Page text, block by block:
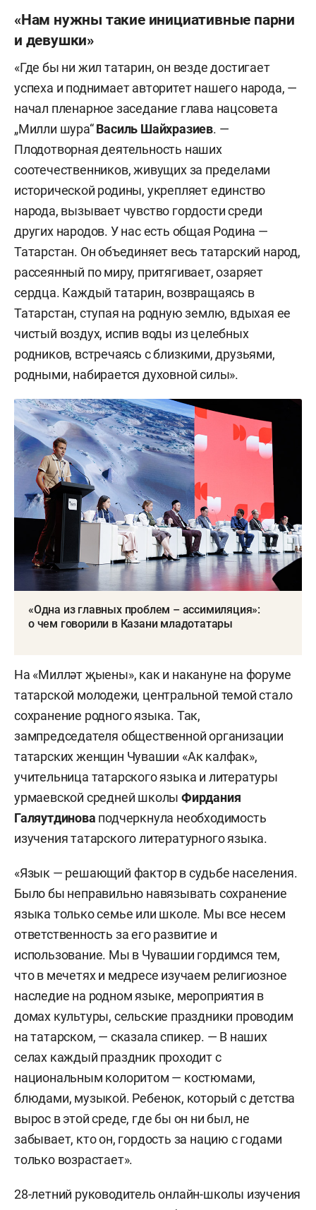
«Нам нужны такие инициативные парни
и девушки»
«Где бы ни жил татарин, он везде достигает
успеха и поднимает авторитет нашего народа, —
начал пленарное заседание глава нацсовета
„Милли шура“Василь Шайхразиев. —
Плодотворная деятельность наших
соотечественников, живущих за пределами
исторической родины, укрепляет единство
народа, вызывает чувство гордости среди
других народов. У нас есть общая Родина —
Татарстан. Он объединяет весь татарский народ,
рассеянный по миру, притягивает, озаряет
сердца. Каждый татарин, возвращаясь в
Татарстан, ступая на родную землю, вдыхая ее
чистый воздух, испив воды из целебных
родников, встречаясь с близкими, друзьями,
родными, набирается духовной силы».
«Одна из главных проблем – ассимиляция»:
о чем говорили в Казани младотатары
На «Милләт җыены», как и накануне на форуме
татарской молодежи, центральной темой стало
сохранение родного языка. Так,
зампредседателя общественной организации
татарских женщин Чувашии «Ак калфак»,
учительница татарского языка и литературы
урмаевской средней школыФирдания
Галяутдинова подчеркнула необходимость
изучения татарского литературного языка.
«Язык — решающий фактор в судьбе населения.
Было бы неправильно навязывать сохранение
языка только семье или школе. Мы все несем
ответственность за его развитие и
использование. Мы в Чувашии гордимся тем,
что в мечетях и медресе изучаем религиозное
наследие на родном языке, мероприятия в
домах культуры, сельские праздники проводим
на татарском, — сказала спикер. — В наших
селах каждый праздник проходит с
национальным колоритом — костюмами,
блюдами, музыкой. Ребенок, который с детства
вырос в этой среде, где бы он ни был, не
забывает, кто он, гордость за нацию с годами
только возрастает».
28-летний руководитель онлайн-школы изучения